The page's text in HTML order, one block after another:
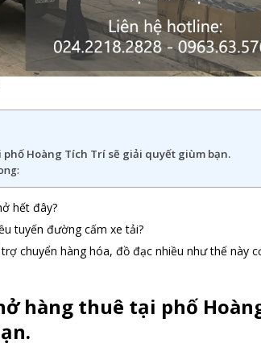
Hoàng Tích Trí sẽ giải quyết giùm bạn.
hết đây?
tuyến đường cấm xe tải?
chuyển hàng hóa, đồ đạc nhiều như thế này
hàng thuê tại phố